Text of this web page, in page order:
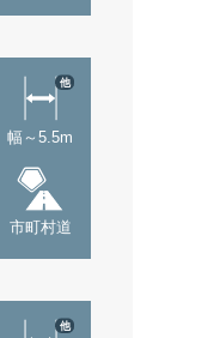
幅～5.5m
他
市町村道
他